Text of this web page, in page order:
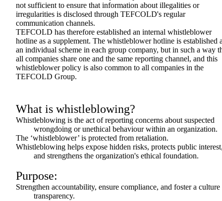
not sufficient to ensure that information about illegalities or
irregularities is disclosed through TEFCOLD's regular
communication channels.
TEFCOLD has therefore established an internal whistleblower
hotline as a supplement. The whistleblower hotline is established
an individual scheme in each group company, but in such a way
all companies share one and the same reporting channel, and this
whistleblower policy is also common to all companies in the
TEFCOLD Group.
What is whistleblowing?
Whistleblowing is the act of reporting concerns about suspected
wrongdoing or unethical behaviour within an organization.
The ‘whistleblower’ is protected from retaliation.
Whistleblowing helps expose hidden risks, protects public
and strengthens the organization's ethical foundation.
Purpose:
Strengthen accountability, ensure compliance, and foster a
transparency.